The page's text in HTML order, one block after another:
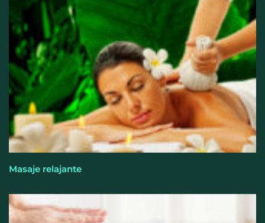
Saludarte Prodent conmemora su quinto
aniversario con un evento en el Hotel &
El kit del verano que deshincha y evita acumular
grasa
Masaje relajante